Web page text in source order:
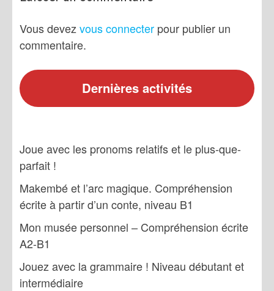
Vous devez vous connecterpour publier un
commentaire.
Dernières activités
Joue avec les pronoms relatifs et le plus-que-
parfait !
Makembé et l’arc magique. Compréhension
écrite à partir d’un conte, niveau B1
Mon musée personnel – Compréhension écrite
A2-B1
Jouez avec la grammaire ! Niveau débutant et
intermédiaire